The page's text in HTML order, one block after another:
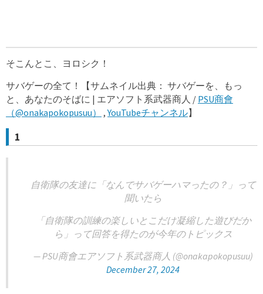
そこんとこ、ヨロシク！
サバゲーの全て！【サムネイル出典： サバゲーを、もっ
と、あなたのそばに | エアソフト系武器商人 / PSU商會
（@onakapokopusuu）
,YouTubeチャンネル】
1
自衛隊の友達に「なんでサバゲーハマったの？」って
聞いたら
「自衛隊の訓練の楽しいとこだけ凝縮した遊びだか
ら」って回答を得たのが今年のトピックス
— PSU商會エアソフト系武器商人 (@onakapokopusuu)
December 27, 2024